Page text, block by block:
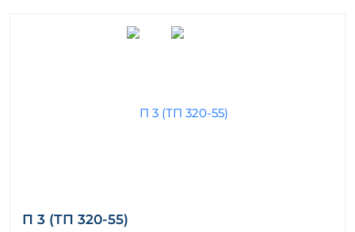
П 3 (ТП 320-55)